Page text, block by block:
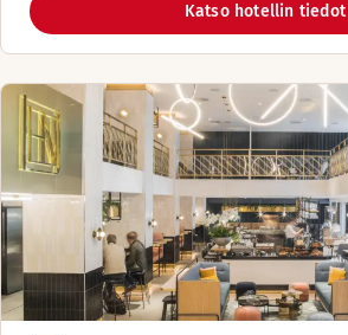
Katso hotellin tiedot